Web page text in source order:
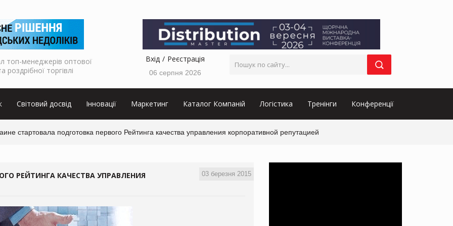
топ-менеджерів оптової
роздрібної торгівлі
Вхід Реєстрація
06 серпня 2026
Світовий досвід Інновації Маркетинг Каталог Компаній Логістика Тренінги Конференції
стартовала подготовка первого Рейтинга качества управления корпоративной репутацией
03 березня 2015
РЕЙТИНГА КАЧЕСТВА УПРАВЛЕНИЯ